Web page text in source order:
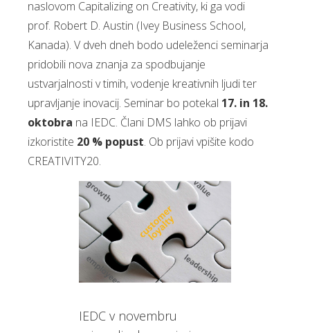
naslovom Capitalizing on Creativity, ki ga vodi
prof. Robert D. Austin (Ivey Business School,
Kanada). V dveh dneh bodo udeleženci seminarja
pridobili nova znanja za spodbujanje
ustvarjalnosti v timih, vodenje kreativnih ljudi ter
upravljanje inovacij. Seminar bo potekal 17. in 18.
oktobra na IEDC. Člani DMS lahko ob prijavi
izkoristite 20 % popust. Ob prijavi vpišite kodo
CREATIVITY20.
IEDC v novembru